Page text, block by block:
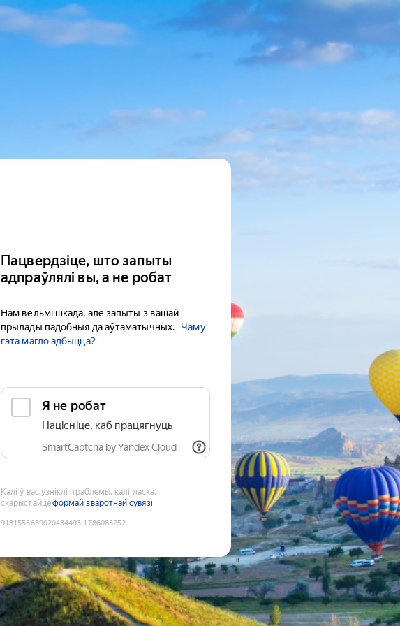
Пацвердзіце, што запыты
адпраўлялі вы, а не робат
Нам вельмі шкада, але запыты з вашай
прылады падобныя да аўтаматычных.
Чаму
гэта магло адбыцца?
Я не робат
Націсніце, каб працягнуць
SmartCaptcha by Yandex Cloud
Калі ў вас узніклі праблемы, калі ласка,
скарыстайцеформай зваротнай сувязі
9181553639020434493:1786083252